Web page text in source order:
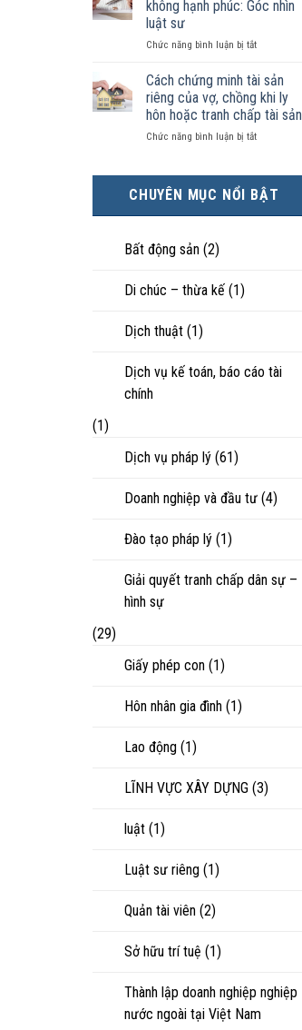
hôn
thực
tế?
hôn
tài
chia
như
nào?
có
kiện
tế
tốt
hơn
cũng
được
con
không hạnh phúc: Góc nhìn
luật sư
Chức năng bình luận bị tắtở
ly
hôn
khi
hôn
nhân
Góc
nhìn
Cách chứng minh tài sản
riêng của vợ, chồng khi ly
hôn hoặc tranh chấp tài sản
Chức năng bình luận bị tắtở
tài
chấp
CHUYÊN MỤC NỔI BẬT
Bất động sản (2)
Di chúc – thừa kế (1)
Dịch thuật (1)
Dịch vụ kế toán, báo cáo tài
chính
(1)
Dịch vụ pháp lý (61)
Doanh nghiệp và đầu tư (4)
Đào tạo pháp lý (1)
Giải quyết tranh chấp dân sự –
hình sự
(29)
Giấy phép con (1)
Hôn nhân gia đình (1)
Lao động (1)
LĨNH VỰC XÂY DỰNG (3)
luật (1)
Luật sư riêng (1)
Quản tài viên (2)
Sở hữu trí tuệ (1)
Thành lập doanh nghiệp nghiệp
nước ngoài tại Việt Nam